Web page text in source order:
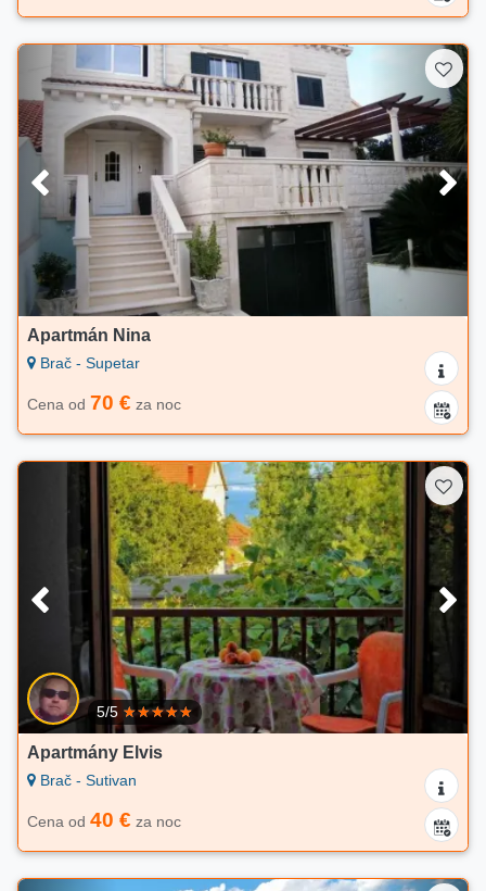
Apartmán Nina
Brač - Supetar
Cena od 70 € za noc
5/5
Apartmány Elvis
Brač - Sutivan
Cena od 40 € za noc